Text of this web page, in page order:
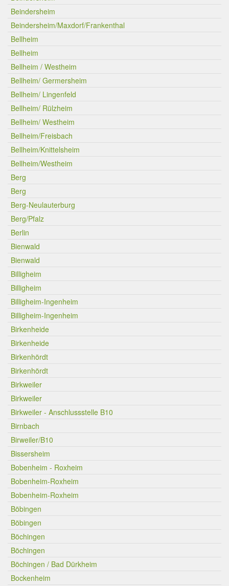
Beindersheim
Beindersheim/Maxdorf/Frankenthal
Bellheim
Bellheim
Bellheim / Westheim
Bellheim/ Germersheim
Bellheim/ Lingenfeld
Bellheim/ Rülzheim
Bellheim/ Westheim
Bellheim/Freisbach
Bellheim/Knittelsheim
Bellheim/Westheim
Berg
Berg
Berg-Neulauterburg
Berg/Pfalz
Berlin
Bienwald
Bienwald
Billigheim
Billigheim
Billigheim-Ingenheim
Billigheim-Ingenheim
Birkenheide
Birkenheide
Birkenhördt
Birkenhördt
Birkweiler
Birkweiler
Birkweiler - Anschlussstelle B10
Birnbach
Birweiler/B10
Bissersheim
Bobenheim - Roxheim
Bobenheim-Roxheim
Bobenheim-Roxheim
Böbingen
Böbingen
Böchingen
Böchingen
Böchingen / Bad Dürkheim
Bockenheim